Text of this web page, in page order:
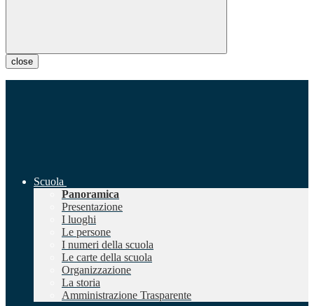
close
Scuola
Panoramica
Presentazione
I luoghi
Le persone
I numeri della scuola
Le carte della scuola
Organizzazione
La storia
Amministrazione Trasparente